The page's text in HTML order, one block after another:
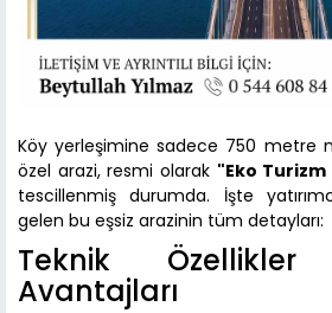
Köy yerleşimine sadece 750 metre
özel arazi, resmi olarak "Eko Turizm
tescillenmiş durumda. İşte
gelen bu eşsiz arazinin tüm detayları:
Teknik
Avantajları